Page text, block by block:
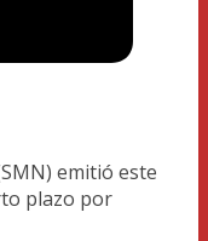
emitió este
plazo por